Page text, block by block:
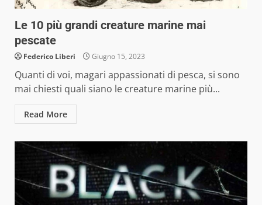
Le 10 più grandi creature marine mai
pescate
Federico Liberi Giugno 15, 2023
Quanti di voi, magari appassionati di pesca, si sono
mai chiesti quali siano le creature marine più...
Read More